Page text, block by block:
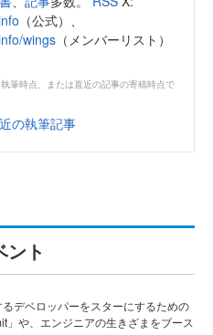
（公式）、
wings （メンバーリスト）
筆時点、または直近の記事の寄稿時点で
の執筆記事
ント
デベロッパーをスターにするための
や、エンジニアの生きざまをブース